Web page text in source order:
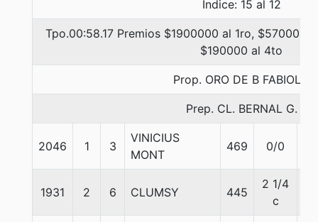
Indice: 15 al 12
Tpo.00:58.17 Premios $1900000 al 1ro, $570000
$190000 al 4to
Prop. ORO DE B FABIOLA
Prep. CL. BERNAL G.
2046 1 3
VINICIUS
MONT
469 0/0
1931 2 6 CLUMSY 445
2 1/4
c